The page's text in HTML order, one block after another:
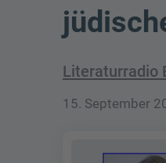
Literaturradio
15. September